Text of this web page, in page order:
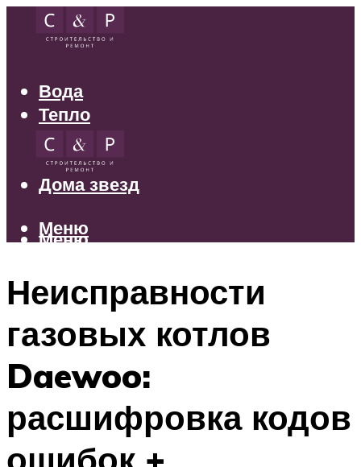
Вода
Тепло
Электрика
Свет
Дома звезд
Меню
Меню
Неисправности
газовых котлов
Daewoo:
расшифровка кодов